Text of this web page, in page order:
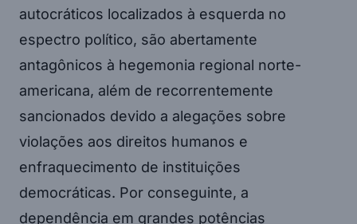
autocráticos localizados à esquerda no
espectro político, são abertamente
antagônicos à hegemonia regional norte-
americana, além de recorrentemente
sancionados devido a alegações sobre
violações aos direitos humanos e
enfraquecimento de instituições
democráticas. Por conseguinte, a
dependência em grandes potências